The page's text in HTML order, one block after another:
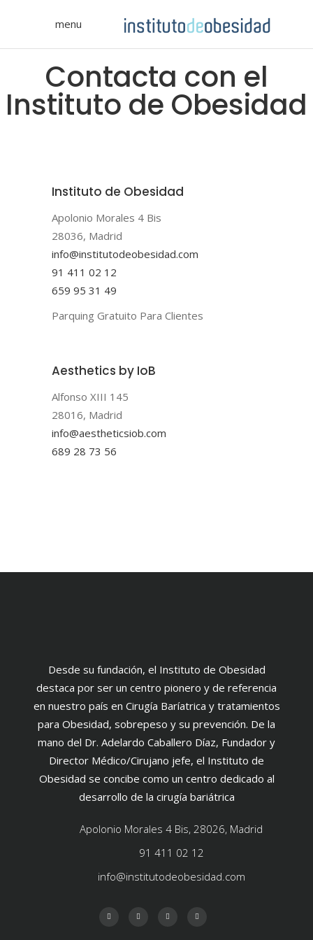
menu
Contacta con el
Instituto de Obesidad
Instituto de Obesidad
Apolonio Morales 4 Bis
28036, Madrid
info@institutodeobesidad.com
91 411 02 12
659 95 31 49
Parquing Gratuito Para Clientes
Aesthetics by IoB
Alfonso XIII 145
28016, Madrid
info@aestheticsiob.com
689 28 73 56
Desde su fundación, el Instituto de Obesidad
destaca por ser un centro pionero y de referencia
en nuestro país en Cirugía Baríatrica y tratamientos
para Obesidad, sobrepeso y su prevención. De la
mano del Dr. Adelardo Caballero Díaz, Fundador y
Director Médico/Cirujano jefe, el Instituto de
Obesidad se concibe como un centro dedicado al
desarrollo de la cirugía bariátrica
Apolonio Morales 4 Bis, 28026, Madrid
91 411 02 12
info@institutodeobesidad.com